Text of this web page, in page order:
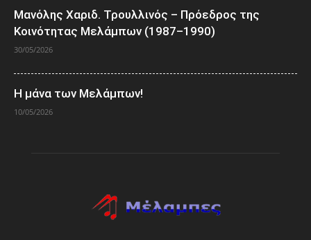
Μανόλης Χαριδ. Τρουλλινός – Πρόεδρος της
Κοινότητας Μελάμπων (1987–1990)
30/05/2026
Η μάνα των Μελάμπων!
10/05/2026